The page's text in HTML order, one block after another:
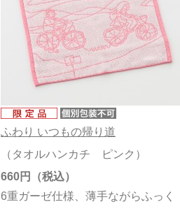
ふわり いつもの帰り道
（タオルハンカチ ピンク）
6重ガーゼ仕様、薄手ながらふっく
660円